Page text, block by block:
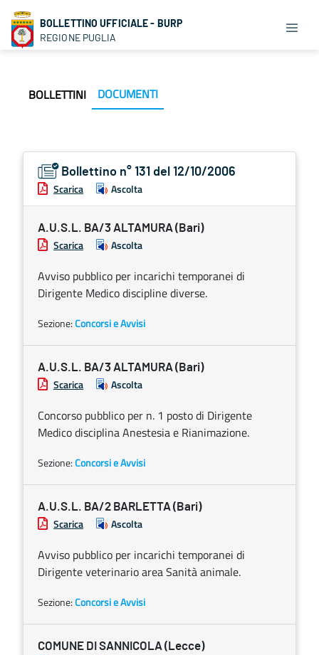
BOLLETTINO UFFICIALE - BURP
REGIONE PUGLIA
BOLLETTINI DOCUMENTI
Bollettino n° 131 del 12/10/2006
Scarica Ascolta
A.U.S.L. BA/3 ALTAMURA (Bari)
Scarica Ascolta
Avviso pubblico per incarichi temporanei di
Dirigente Medico discipline diverse.
Sezione:Concorsi e Avvisi
A.U.S.L. BA/3 ALTAMURA (Bari)
Scarica Ascolta
Concorso pubblico per n. 1 posto di Dirigente
Medico disciplina Anestesia e Rianimazione.
Sezione:Concorsi e Avvisi
A.U.S.L. BA/2 BARLETTA (Bari)
Scarica Ascolta
Avviso pubblico per incarichi temporanei di
Dirigente veterinario area Sanità animale.
Sezione:Concorsi e Avvisi
COMUNE DI SANNICOLA (Lecce)